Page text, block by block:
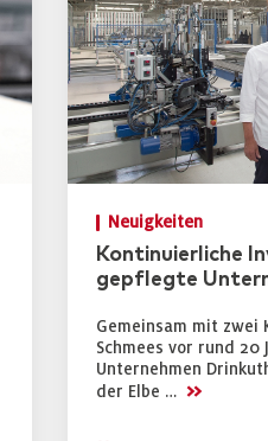
Neuigkeiten
Kontinuierliche
gepflegte
Gemeinsam mit zwei
Schmees vor rund 20
Unternehmen
der Elbe … >>